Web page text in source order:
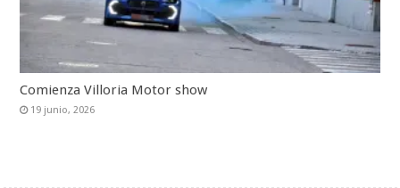
Comienza Villoria Motor show
19 junio, 2026